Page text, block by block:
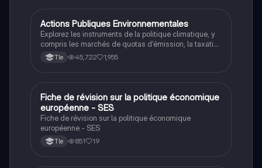
SES
Actions Publiques Environnementales
Explorez les instruments de la politique climatique, y
compris les marchés de quotas d'émission, la taxation
écologique et le rôle des lobbies. Cette fiche de
révision en Sciences Économiques et Sociales aborde
l'action publique pour l'environnement.
Tle 45,722 1,955
SES
Fiche de révision sur la politique économique
européenne - SES
Fiche de révision sur la politique économique
européenne - SES
Tle 851 19